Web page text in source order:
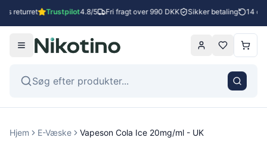
returret Trustpilot4.8/5 Fri fragt over 990 DKK Sikker betaling 14
Hjem E-Væske Vapeson Cola Ice 20mg/ml - UK